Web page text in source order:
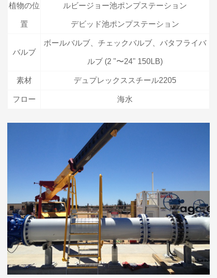
植物の位
置
ルビージョー池ポンプステーション
デビッド池ポンプステーション
バルブ
ボールバルブ、チェックバルブ、バタフライバ
ルブ (2 "〜24" 150LB)
素材 デュプレックススチール2205
フロー 海水